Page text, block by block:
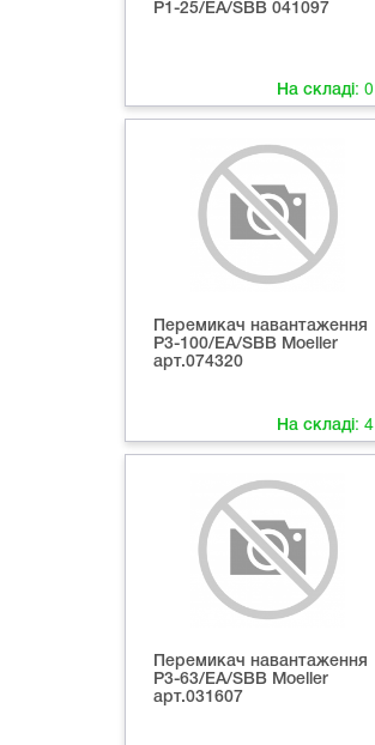
Р1-25/ЕА/SВB 041097
На складі: 0
Перемикач навантаження
Р3-100/ЕА/SВB Moeller
арт.074320
На складі: 4
Перемикач навантаження
Р3-63/ЕА/SВB Moeller
арт.031607